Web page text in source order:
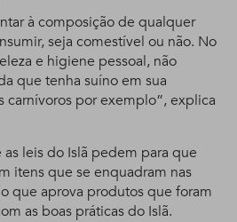
à composição de qualquer
seja comestível ou não. No
e higiene pessoal, não
que tenha suíno em sua
carnívoros por exemplo”, explica
leis do Islã pedem para que
itens que se enquadram nas
que aprova produtos que foram
as boas práticas do Islã.